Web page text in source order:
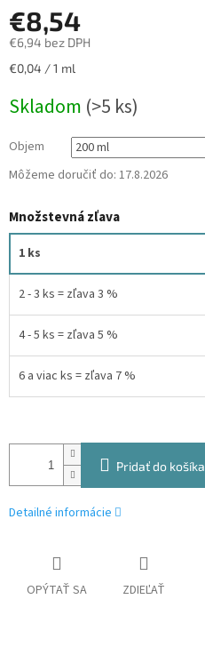
€8,54
€6,94 bez DPH
Jednotková
€0,04 / 1 ml
Skladom (>5 ks)
Objem
Môžeme doručiť do: 17.8.2026
Množstevná zľava
1 ks
2 - 3 ks = zľava 3 %
4 - 5 ks = zľava 5 %
6 a viac ks = zľava 7 %
Pridať do košíka
Detailné informácie
OPÝTAŤ SA ZDIEĽAŤ